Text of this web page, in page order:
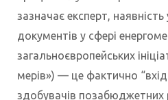
зазначає експерт, наявність
документів у сфері
загальноєвропейських
мерів») — це фактично
здобувачів позабюджетних